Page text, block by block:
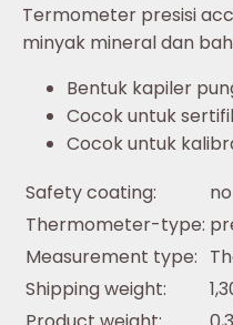
Termometer presisi
minyak mineral dan
Bentuk kapiler
Cocok untuk
Cocok untuk
Safety coating:
no
Thermometer-type:
Measurement type:
Shipping weight: